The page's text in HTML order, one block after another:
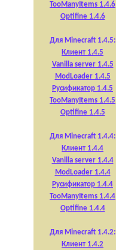
TooManyItems 1.4.6
Optifine 1.4.6
Для Minecraft 1.4.5:
Клиент 1.4.5
Vanilla server 1.4.5
ModLoader 1.4.5
Русификатор 1.4.5
TooManyItems 1.4.5
Optifine 1.4.5
Для Minecraft 1.4.4:
Клиент 1.4.4
Vanilla server 1.4.4
ModLoader 1.4.4
Русификатор 1.4.4
TooManyItems 1.4.4
Optifine 1.4.4
Для Minecraft 1.4.2:
Клиент 1.4.2